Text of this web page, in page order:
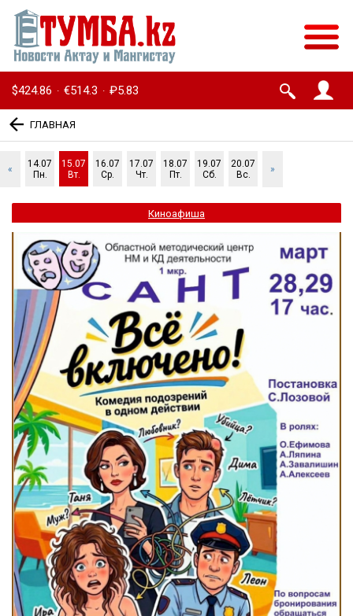
$424.86 · €514.3 · ₽5.83
ГЛАВНАЯ
«
14.07
Пн.
15.07
Вт.
16.07
Ср.
17.07
Чт.
18.07
Пт.
19.07
Сб.
20.07
Вс.
»
Киноафиша